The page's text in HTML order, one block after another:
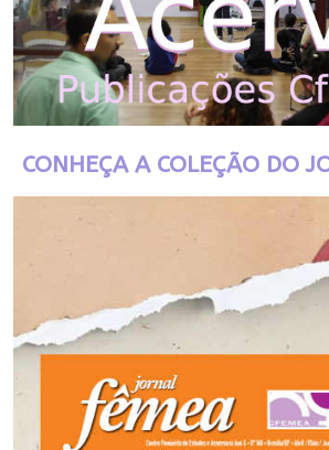
CONHEÇA A COLEÇÃO DO